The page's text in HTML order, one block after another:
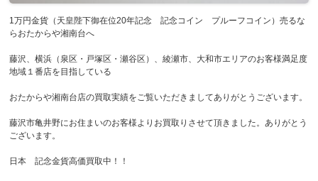
1万円金貨（天皇陛下御在位20年記念 記念コイン プルーフコイン）売るな
らおたからや湘南台へ
藤沢、横浜（泉区・戸塚区・瀬谷区）、綾瀬市、大和市エリアのお客様満足度
地域１番店を目指している
おたからや湘南台店の買取実績をご覧いただきましてありがとうございます。
藤沢市亀井野にお住まいのお客様よりお買取りさせて頂きました。ありがとう
ございます。
日本 記念金貨高価買取中！！